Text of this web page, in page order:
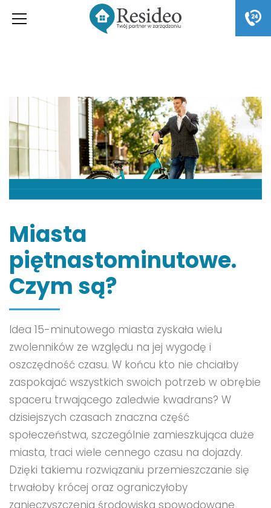
Miasta
piętnastominutowe.
Czym są?
Idea 15-minutowego miasta zyskała wielu
zwolenników ze względu na jej wygodę i
oszczędność czasu. W końcu kto nie chciałby
zaspokajać wszystkich swoich potrzeb w obrębie
spaceru trwającego zaledwie kwadrans? W
dzisiejszych czasach znaczna część
społeczeństwa, szczególnie zamieszkująca duże
miasta, traci wiele cennego czasu na dojazdy.
Dzięki takiemu rozwiązaniu przemieszczanie się
trwałoby krócej oraz ograniczyłoby
zanieczyszczenia środowiska spowodowane